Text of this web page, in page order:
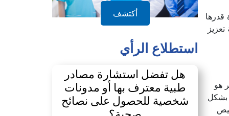
أي بزيادة قدرها
تعزيز
هو
بشكل
أكتشف
استطلاع الرأي
هل تفضل استشارة مصادر
طبية معترف بها أو مدونات
شخصية للحصول على نصائح